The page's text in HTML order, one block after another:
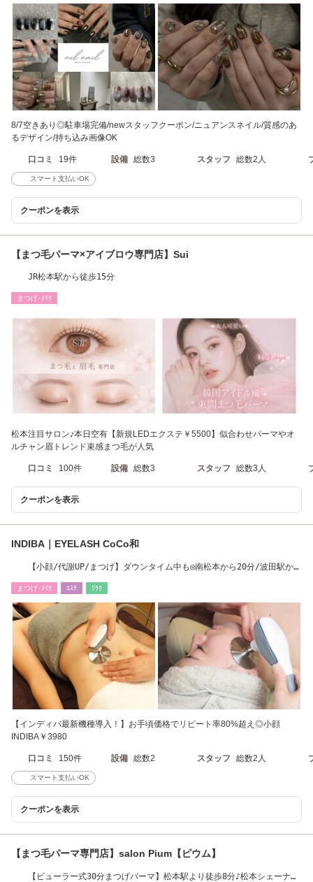
8/7空きあり◎駐車場完備/newスタッフクーポン/ニュアンスネイル/質感のあ
るデザイン/持ち込み画像OK
口コミ 19件 設備 総数3 スタッフ 総数2人
スマート支払いOK
クーポンを表示
【まつ毛パーマ×アイブロウ専門店】Sui
JR松本駅から徒歩15分
まつげ･ﾒｲｸ
松本注目サロン♪本日空有【新規LEDエクステ￥5500】似合わせパーマやオ
ルチャン眉トレンド束感まつ毛が人気
口コミ 100件 設備 総数3 スタッフ 総数3人
クーポンを表示
INDIBA｜EYELASH CoCo和
【小顔/代謝UP/まつげ】ダウンタイム中も◎南松本から20分/波田駅から
まつげ･ﾒｲｸ ｴｽﾃ ﾘﾗｸ
【インディバ最新機種導入！】お手頃価格でリピート率80%超え◎小顔
INDIBA￥3980
口コミ 150件 設備 総数2 スタッフ 総数2人
スマート支払いOK
クーポンを表示
【まつ毛パーマ専門店】salon Pium【ピウム】
【ビューラー式30分まつげパーマ】松本駅より徒歩8分♪松本シェーナ様